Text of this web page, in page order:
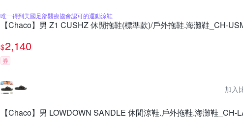
唯一得到美國足部醫療協會認可的運動涼鞋
【Chaco】男 Z1 CUSHZ 休閒拖鞋(標準款)/戶外拖鞋.海灘鞋_CH-
$2,140
券
加入
【Chaco】男 LOWDOWN SANDLE 休閒涼鞋.戶外拖鞋.海灘鞋_CH-